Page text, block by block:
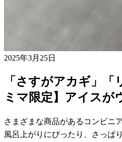
2025年3月25日
「さすがアカギ」「
ミマ限定】アイスが
さまざまな商品があるコンビニ
風呂上がりにぴったり、さっぱ